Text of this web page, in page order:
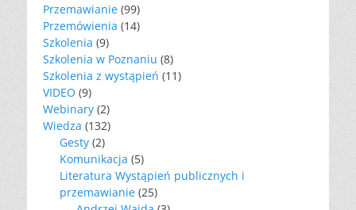
Przemawianie (99)
Przemówienia (14)
Szkolenia (9)
Szkolenia w Poznaniu (8)
Szkolenia z wystąpień (11)
VIDEO (9)
Webinary (2)
Wiedza (132)
Gesty (2)
Komunikacja (5)
Literatura Wystąpień publicznych i
przemawianie (25)